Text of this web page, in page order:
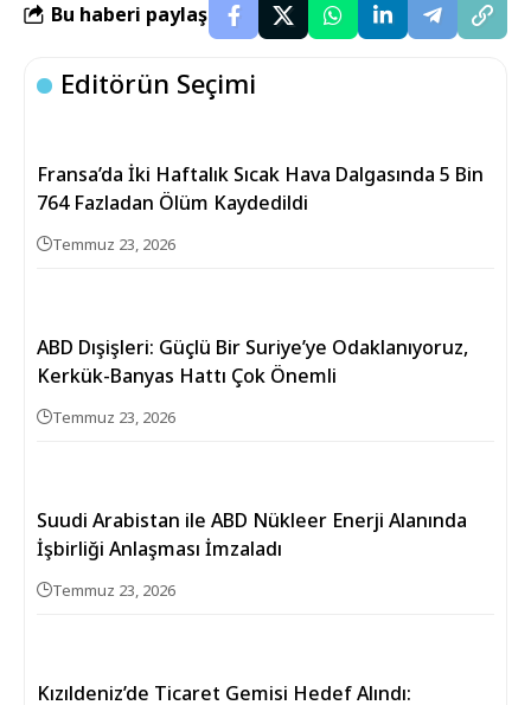
Bu haberi paylaş
Editörün Seçimi
Fransa’da İki Haftalık Sıcak Hava Dalgasında 5 Bin
764 Fazladan Ölüm Kaydedildi
Temmuz 23, 2026
ABD Dışişleri: Güçlü Bir Suriye’ye Odaklanıyoruz,
Kerkük-Banyas Hattı Çok Önemli
Temmuz 23, 2026
Suudi Arabistan ile ABD Nükleer Enerji Alanında
İşbirliği Anlaşması İmzaladı
Temmuz 23, 2026
Kızıldeniz’de Ticaret Gemisi Hedef Alındı: